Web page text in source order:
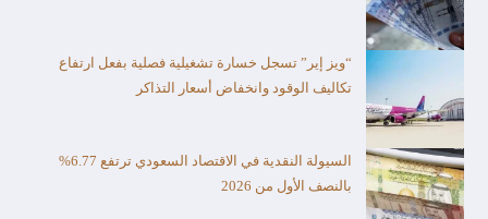
“ويز إير” تسجل خسارة تشغيلية فصلية بفعل ارتفاع
تكاليف الوقود وانخفاض أسعار التذاكر
السيولة النقدية في الاقتصاد السعودي ترتفع 6.77%
بالنصف الأول من 2026